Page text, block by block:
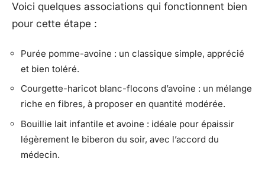
Voici quelques associations qui fonctionnent bien
pour cette étape :
Purée pomme-avoine : un classique simple, apprécié
et bien toléré.
Courgette-haricot blanc-flocons d’avoine : un mélange
riche en fibres, à proposer en quantité modérée.
Bouillie lait infantile et avoine : idéale pour épaissir
légèrement le biberon du soir, avec l’accord du
médecin.